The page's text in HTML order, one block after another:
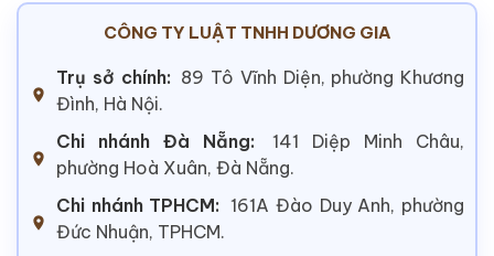
CÔNG TY LUẬT TNHH DƯƠNG GIA
Trụ sở chính: 89 Tô Vĩnh Diện, phường Khương
Đình, Hà Nội.
Chi nhánh Đà Nẵng:
141 Diệp Minh Châu,
phường Hoà Xuân, Đà Nẵng.
Chi nhánh TPHCM: 161A Đào Duy Anh, phường
Đức Nhuận, TPHCM.